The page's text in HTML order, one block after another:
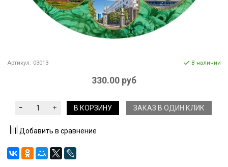
Артикул: 03013 В наличии
330.00 руб
В КОРЗИНУ ЗАКАЗ В ОДИН КЛИК
Добавить в сравнение